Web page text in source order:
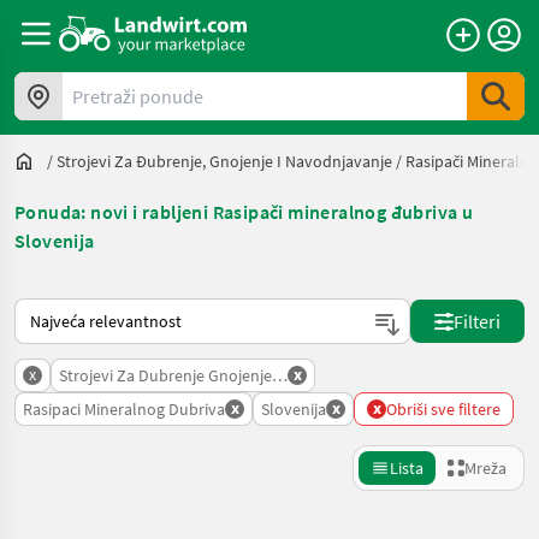
Pretraži ponude
/Strojevi Za Đubrenje, Gnojenje I Navodnjavanje / Rasipači
Ponuda: novi i rabljeni Rasipači mineralnog đubriva u
Slovenija
Način na koji sortira Landwirt.com
Filteri
x Strojevi Za Dubrenje Gnojenje I Navodnjavanje
x
Rasipaci Mineralnog Dubriva x Slovenija x x Obriši sve filtere
Lista Mreža